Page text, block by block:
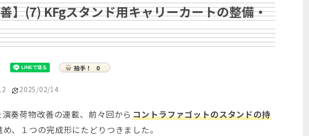
】(7) KFgスタンド用キャリーカートの整備・
拍手！ 0
2025/02/14
奏荷物改善の連載、前々回から コントラファゴットのスタンドの持
、１つの完成形にたどりつきました。